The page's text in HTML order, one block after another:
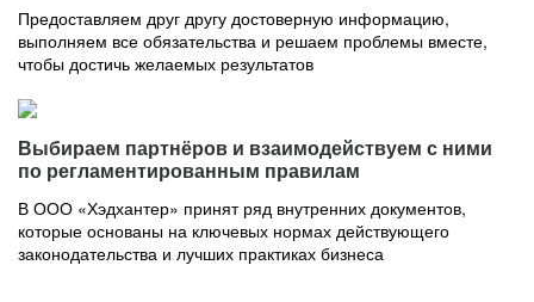
Предоставляем друг другу достоверную информацию,
выполняем все обязательства и решаем проблемы вместе,
чтобы достичь желаемых результатов
Выбираем партнёров и взаимодействуем с ними
по регламентированным правилам
В ООО «Хэдхантер» принят ряд внутренних документов,
которые основаны на ключевых нормах действующего
законодательства и лучших практиках бизнеса